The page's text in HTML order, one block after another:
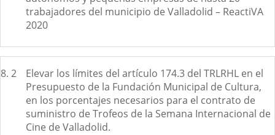
trabajadores del municipio de Valladolid – ReactiVA
2020
8. 2
Elevar los límites del artículo 174.3 del TRLRHL en el
Presupuesto de la Fundación Municipal de Cultura,
en los porcentajes necesarios para el contrato de
suministro de Trofeos de la Semana Internacional de
Cine de Valladolid.